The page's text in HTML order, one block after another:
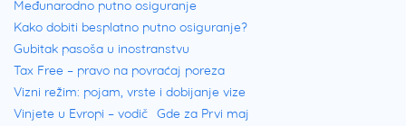
Ovčar Banjase nalazi u šumovitom delu
Ovčarsko-kablarske klisure i kroz nju protiče
Zapadna Morava. Na ovoj reci izgrađena su
dva veštačka jezera, banja sama po sebi
Međunarodno putno osiguranje
Kako dobiti besplatno putno osiguranje?
Gubitak pasoša u inostranstvu
Tax Free – pravo na povraćaj poreza
Vizni režim: pojam, vrste i dobijanje vize
Vinjete u Evropi – vodič Gde za Prvi maj